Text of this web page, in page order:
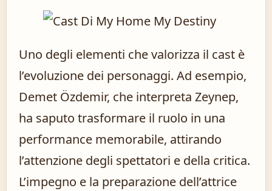
Uno degli elementi che valorizza il cast è
l’evoluzione dei personaggi. Ad esempio,
Demet Özdemir, che interpreta Zeynep,
ha saputo trasformare il ruolo in una
performance memorabile, attirando
l’attenzione degli spettatori e della critica.
L’impegno e la preparazione dell’attrice